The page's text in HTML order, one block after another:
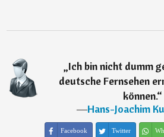
„Ich bin nicht dumm
deutsche Fernsehen
können.“
―Hans-Joachim
Facebook Twitter